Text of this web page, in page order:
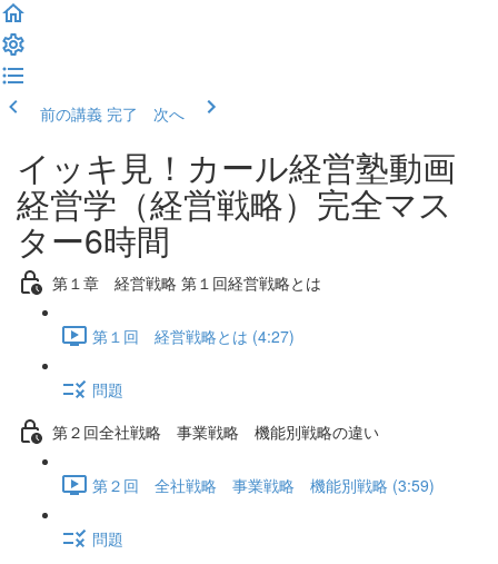
前の講義 完了 次へ
イッキ見！カール経営塾動画
経営学（経営戦略）完全マス
ター6時間
第１章 経営戦略 第１回経営戦略とは
第１回 経営戦略とは (4:27)
問題
第２回全社戦略 事業戦略 機能別戦略の違い
第２回 全社戦略 事業戦略 機能別戦略 (3:59)
問題